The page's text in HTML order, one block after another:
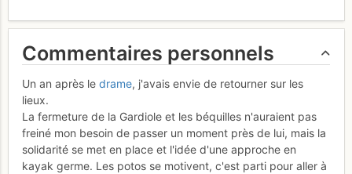
Commentaires personnels
Un an après le drame, j'avais envie de retourner sur les
lieux.
La fermeture de la Gardiole et les béquilles n'auraient pas
freiné mon besoin de passer un moment près de lui, mais la
solidarité se met en place et l'idée d'une approche en
kayak germe. Les potos se motivent, c'est parti pour aller à